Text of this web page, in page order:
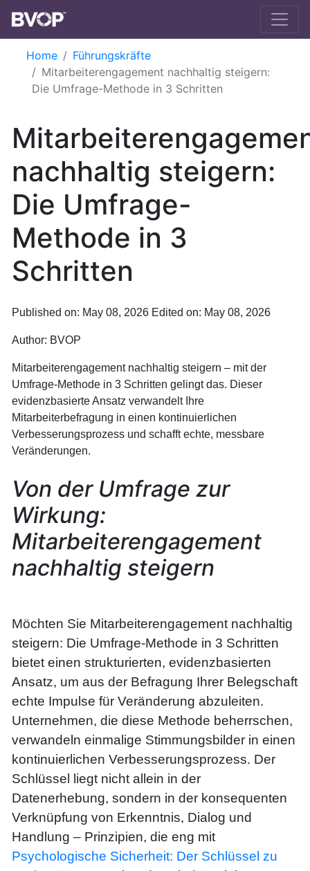
Skip to main content
Home
Führungskräfte
Mitarbeiterengagement nachhaltig steigern:
Die Umfrage-Methode in 3 Schritten
nachhaltig steigern:
Die Umfrage-
Methode in 3
Schritten
Published on: May 08, 2026 Edited on: May 08, 2026
Author: BVOP
Mitarbeiterengagement nachhaltig steigern – mit der
Umfrage-Methode in 3 Schritten gelingt das. Dieser
evidenzbasierte Ansatz verwandelt Ihre
Mitarbeiterbefragung in einen kontinuierlichen
Verbesserungsprozess und schafft echte, messbare
Veränderungen.
Von der Umfrage zur
Wirkung:
Mitarbeiterengagement
nachhaltig steigern
Möchten Sie Mitarbeiterengagement nachhaltig
steigern: Die Umfrage-Methode in 3 Schritten
bietet einen strukturierten, evidenzbasierten
Ansatz, um aus der Befragung Ihrer Belegschaft
echte Impulse für Veränderung abzuleiten.
Unternehmen, die diese Methode beherrschen,
verwandeln einmalige Stimmungsbilder in einen
kontinuierlichen Verbesserungsprozess. Der
Schlüssel liegt nicht allein in der
Datenerhebung, sondern in der konsequenten
Verknüpfung von Erkenntnis, Dialog und
Handlung – Prinzipien, die eng mit
Psychologische Sicherheit: Der Schlüssel zu